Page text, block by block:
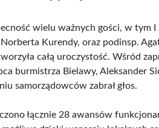
wielu ważnych gości, w tym
Kurendy, oraz podinsp.
całą uroczystość. Wśród
burmistrza Bielawy, Aleksander
samorządowców zabrał głos.
łącznie 28 awansów